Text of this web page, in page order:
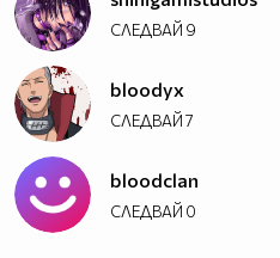
СЛЕДВАЙ 9
bloodyx
СЛЕДВАЙ7
bloodclan
СЛЕДВАЙ 0